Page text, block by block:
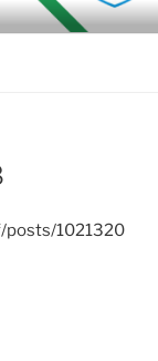
posts/1021320